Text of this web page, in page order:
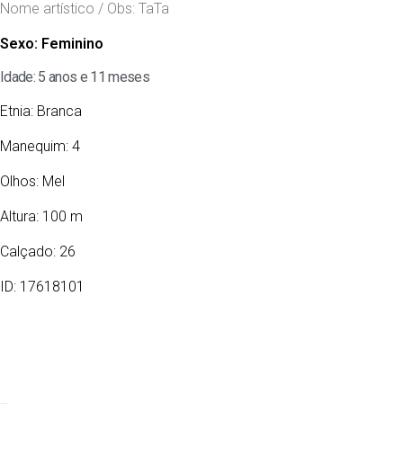
Nome artístico / Obs: TaTa
Sexo: Feminino
Idade: 5 anos e 11 meses
Etnia: Branca
Manequim: 4
Olhos: Mel
Altura: 100 m
Calçado: 26
ID: 17618101